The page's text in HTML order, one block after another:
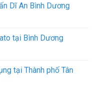
Dĩ An Bình Dương
tại Bình Dương
tại Thành phố Tân